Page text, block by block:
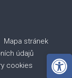
Mapa stránek
údajů
cookies